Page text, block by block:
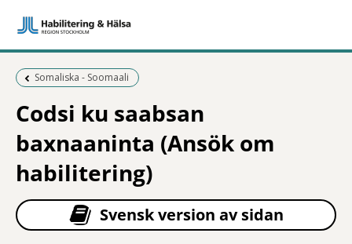
Föregående sida:
Somaliska - Soomaali
Codsi ku saabsan
baxnaaninta (Ansök om
habilitering)
Svensk version av sidan